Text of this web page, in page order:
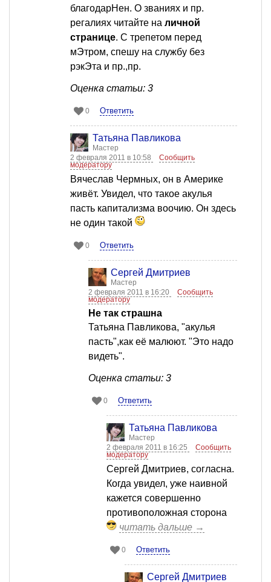
благодарНен. О званиях и пр.
регалиях читайте на личной
странице. С трепетом перед
мЭтром, спешу на службу без
рэкЭта и пр.,пр.
Оценка статьи: 3
0 Ответить
Татьяна Павликова
Мастер
2 февраля 2011 в 10:58
Сообщить
модератору
Вячеслав Чермных, он в Америке
живёт. Увидел, что такое акулья
пасть капитализма воочию. Он здесь
не один такой
0 Ответить
Сергей Дмитриев
Мастер
2 февраля 2011 в 16:20
Сообщить
модератору
Не так страшна
Татьяна Павликова, "акулья
пасть",как её малюют. "Это надо
видеть".
Оценка статьи: 3
0 Ответить
Татьяна Павликова
Мастер
2 февраля 2011 в 16:25
Сообщить
модератору
Сергей Дмитриев, согласна.
Когда увидел, уже наивной
кажется совершенно
противоположная сторона
читать дальше →
0 Ответить
Сергей Дмитриев